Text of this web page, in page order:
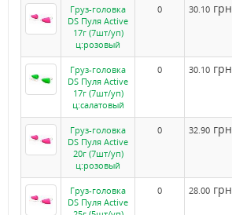
Груз-головка
DS Пуля Active
17г (7шт/уп)
ц:розовый
0 30.10 грн
Груз-головка
DS Пуля Active
17г (7шт/уп)
ц:салатовый
0 30.10 грн
Груз-головка
DS Пуля Active
20г (7шт/уп)
ц:розовый
0 32.90 грн
Груз-головка
DS Пуля Active
0 28.00 грн